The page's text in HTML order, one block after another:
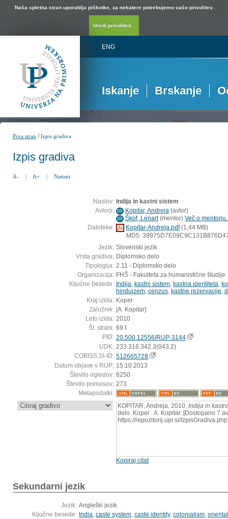
Naša spletna stran uporablja piškotke, za nekatere potrebujemo vašo privolitev.
Uredi privolitev...
ENG
Iskanje Brskanje
Prva stran /Izpis gradiva
Izpis gradiva
A- | A+ | Natisni
Naslov: Indija in kastni sistem
Avtorji: ID Kopitar, Andreja (avtor)
ID Škof, Lenart(mentor) Več o
Datoteke:
Kopitar-Andreja.pdf(1,44 MB)
MD5:
Jezik: Slovenski jezik
Vrsta gradiva: Diplomsko delo
Tipologija: 2.11 - Diplomsko delo
Organizacija: FHŠ - Fakulteta za humanistične študije
Ključne besede: Indija kastni sistem kastna identiteta
hinduizem cenzus kastne rezervacije
Kraj izida: Koper
Založnik: [A. Kopitar]
Leto izida: 2010
Št. strani: 69 f.
PID: 20.500.12556/RUP-3144
UDK: 233:316.342.3(043.2)
COBISS.SI-ID: 512665728
Datum objave v RUP: 15.10.2013
Število ogledov: 8250
Število prenosov: 273
Metapodatki:
: KOPITAR, Andreja, 2010, Indija in
delo. Koper : A. Kopitar. [Dostopano 7
https://repozitorij.upr.si/
Kopiraj citat
Sekundarni jezik
Jezik: Angleški jezik
Ključne besede: India, caste system, caste identity, colonialism,